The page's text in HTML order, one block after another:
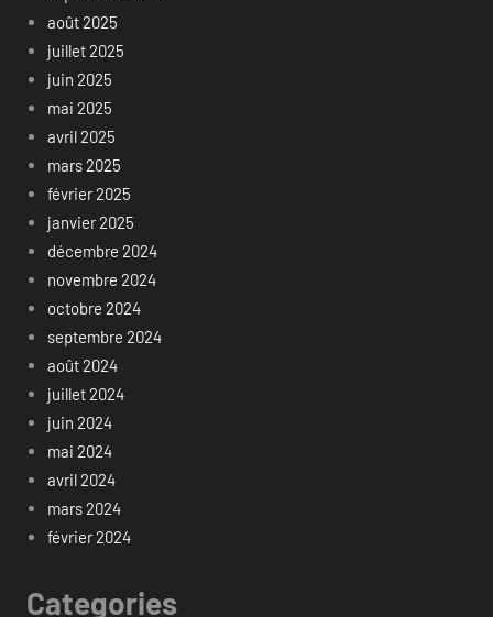
août 2025
juillet 2025
juin 2025
mai 2025
avril 2025
mars 2025
février 2025
janvier 2025
décembre 2024
novembre 2024
octobre 2024
septembre 2024
août 2024
juillet 2024
juin 2024
mai 2024
avril 2024
mars 2024
février 2024
Categories